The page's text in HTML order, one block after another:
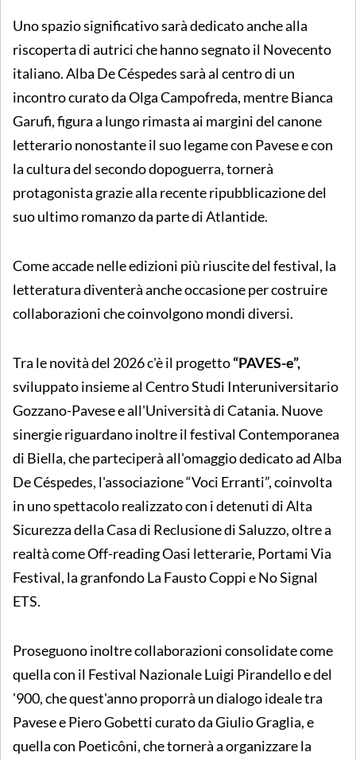
Uno spazio significativo sarà dedicato anche alla
riscoperta di autrici che hanno segnato il Novecento
italiano. Alba De Céspedes sarà al centro di un
incontro curato da Olga Campofreda, mentre Bianca
Garufi, figura a lungo rimasta ai margini del canone
letterario nonostante il suo legame con Pavese e con
la cultura del secondo dopoguerra, tornerà
protagonista grazie alla recente ripubblicazione del
suo ultimo romanzo da parte di Atlantide.
Come accade nelle edizioni più riuscite del festival, la
letteratura diventerà anche occasione per costruire
collaborazioni che coinvolgono mondi diversi.
Tra le novità del 2026 c'è il progetto“PAVES-e”,
sviluppato insieme al Centro Studi Interuniversitario
Gozzano-Pavese e all'Università di Catania. Nuove
sinergie riguardano inoltre il festival Contemporanea
di Biella, che parteciperà all'omaggio dedicato ad Alba
De Céspedes, l'associazione “Voci Erranti”, coinvolta
in uno spettacolo realizzato con i detenuti di Alta
Sicurezza della Casa di Reclusione di Saluzzo, oltre a
realtà come Off-reading Oasi letterarie, Portami Via
Festival, la granfondo La Fausto Coppi e No Signal
ETS.
Proseguono inoltre collaborazioni consolidate come
quella con il Festival Nazionale Luigi Pirandello e del
'900, che quest'anno proporrà un dialogo ideale tra
Pavese e Piero Gobetti curato da Giulio Graglia, e
quella con Poeticôni, che tornerà a organizzare la